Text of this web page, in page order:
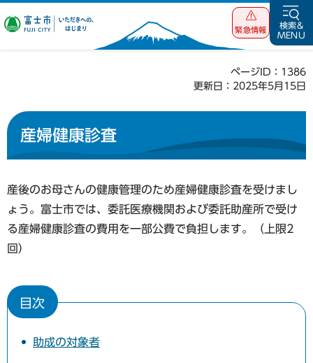
富士市 いただ
緊急情報
検索&
MENU
ページID：1386
更新日：2025年5月15日
産婦健康診査
産後のお母さんの健康管理のため産婦健康診査を受けまし
ょう。富士市では、委託医療機関および委託助産所で受け
る産婦健康診査の費用を一部公費で負担します。（上限2
回）
目次
助成の対象者